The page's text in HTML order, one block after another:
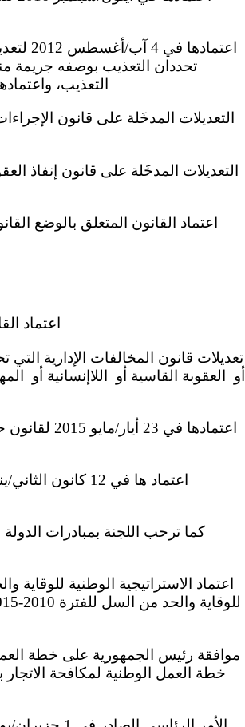
تحددان التعذيب بوصفه جريمة
التعذيب، واعتمادها في 9 تشرين الثاني/نوفمبر 2013 لتعديلات
(ه) اعتماد القانون المتعلق بالوضع القانوني
(ح) اعتماد
أو العقوبة القاسية أو اللاإنسانية أو